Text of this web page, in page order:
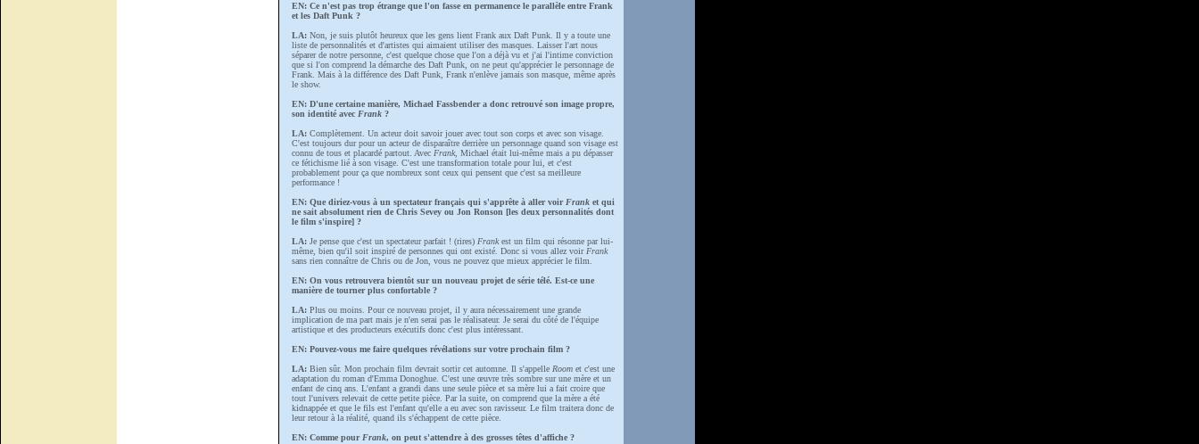
EN: Ce n'est pas trop étrange que l'on fasse en permanence le parallèle entre Frank
et les Daft Punk ?
LA: Non, je suis plutôt heureux que les gens lient Frank aux Daft Punk. Il y a toute une
liste de personnalités et d'artistes qui aimaient utiliser des masques. Laisser l'art nous
séparer de notre personne, c'est quelque chose que l'on a déjà vu et j'ai l'intime conviction
que si l'on comprend la démarche des Daft Punk, on ne peut qu'apprécier le personnage de
Frank. Mais à la différence des Daft Punk, Frank n'enlève jamais son masque, même après
le show.
EN: D'une certaine manière, Michael Fassbender a donc retrouvé son image propre,
son identité avec Frank ?
LA: Complètement. Un acteur doit savoir jouer avec tout son corps et avec son visage.
C'est toujours dur pour un acteur de disparaître derrière un personnage quand son visage est
connu de tous et placardé partout. Avec Frank, Michael était lui-même mais a pu dépasser
ce fétichisme lié à son visage. C'est une transformation totale pour lui, et c'est
probablement pour ça que nombreux sont ceux qui pensent que c'est sa meilleure
performance !
EN: Que diriez-vous à un spectateur français qui s'apprête à aller voir Frank et qui
ne sait absolument rien de Chris Sevey ou Jon Ronson [les deux personnalités dont
le film s'inspire] ?
LA: Je pense que c'est un spectateur parfait ! (rires) Frankest un film qui résonne par lui-
même, bien qu'il soit inspiré de personnes qui ont existé. Donc si vous allez voir Frank
sans rien connaître de Chris ou de Jon, vous ne pouvez que mieux apprécier le film.
EN: On vous retrouvera bientôt sur un nouveau projet de série télé. Est-ce une
manière de tourner plus confortable ?
LA: Plus ou moins. Pour ce nouveau projet, il y aura nécessairement une grande
implication de ma part mais je n'en serai pas le réalisateur. Je serai du côté de l'équipe
artistique et des producteurs exécutifs donc c'est plus intéressant.
EN: Pouvez-vous me faire quelques révélations sur votre prochain film ?
LA: Bien sûr. Mon prochain film devrait sortir cet automne. Il s'appelle Room et c'est une
adaptation du roman d'Emma Donoghue. C'est une œuvre très sombre sur une mère et un
enfant de cinq ans. L'enfant a grandi dans une seule pièce et sa mère lui a fait croire que
tout l'univers relevait de cette petite pièce. Par la suite, on comprend que la mère a été
kidnappée et que le fils est l'enfant qu'elle a eu avec son ravisseur. Le film traitera donc de
leur retour à la réalité, quand ils s'échappent de cette pièce.
EN: Comme pour Frank, on peut s'attendre à des grosses têtes d'affiche ?